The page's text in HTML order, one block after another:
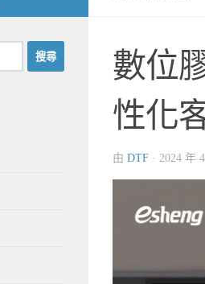
數位
性化
由 DTF · 2024 年